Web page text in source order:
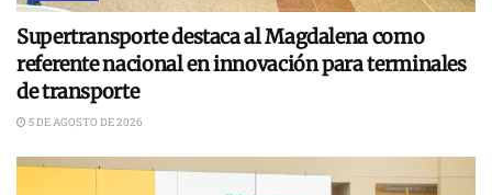
Supertransporte destaca al Magdalena como
referente nacional en innovación para terminales
de transporte
5 DE AGOSTO DE 2026